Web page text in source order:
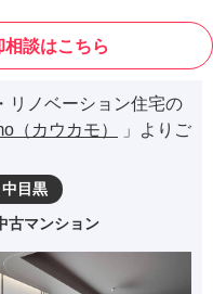
談はこちら
リノベーション住宅の
（カウカモ）
」よりご
目黒
古マンション